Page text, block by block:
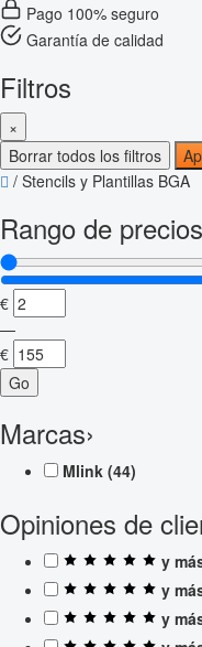
Pago 100% seguro
Garantía de calidad
Filtros
×
Borrar todos los filtros
/ Stencils y Plantillas BGA
Rango de precios
€
—
€
Go
Marcas›
Mlink (44)
Opiniones de
y
y
y